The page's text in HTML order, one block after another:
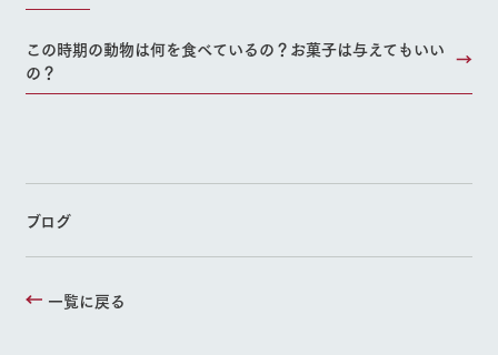
この時期の動物は何を食べているの？お菓子は与えてもいい
の？
ブログ
一覧に戻る